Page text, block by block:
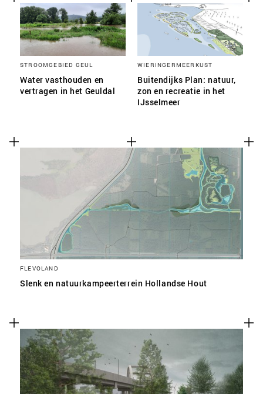
STROOMGEBIED GEUL
Water vasthouden en
vertragen in het Geuldal
WIERINGERMEERKUST
Buitendijks Plan: natuur,
zon en recreatie in het
IJsselmeer
FLEVOLAND
Slenk en natuurkampeerterrein Hollandse Hout